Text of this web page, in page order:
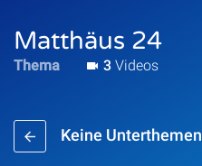
Matthäus 24
Thema 3 Videos
Keine Unterthemen